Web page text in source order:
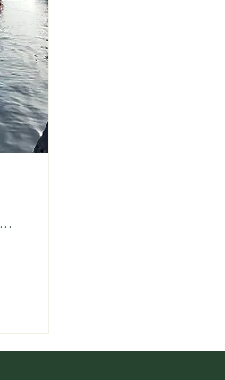
Saint-André-d'Argenteuil